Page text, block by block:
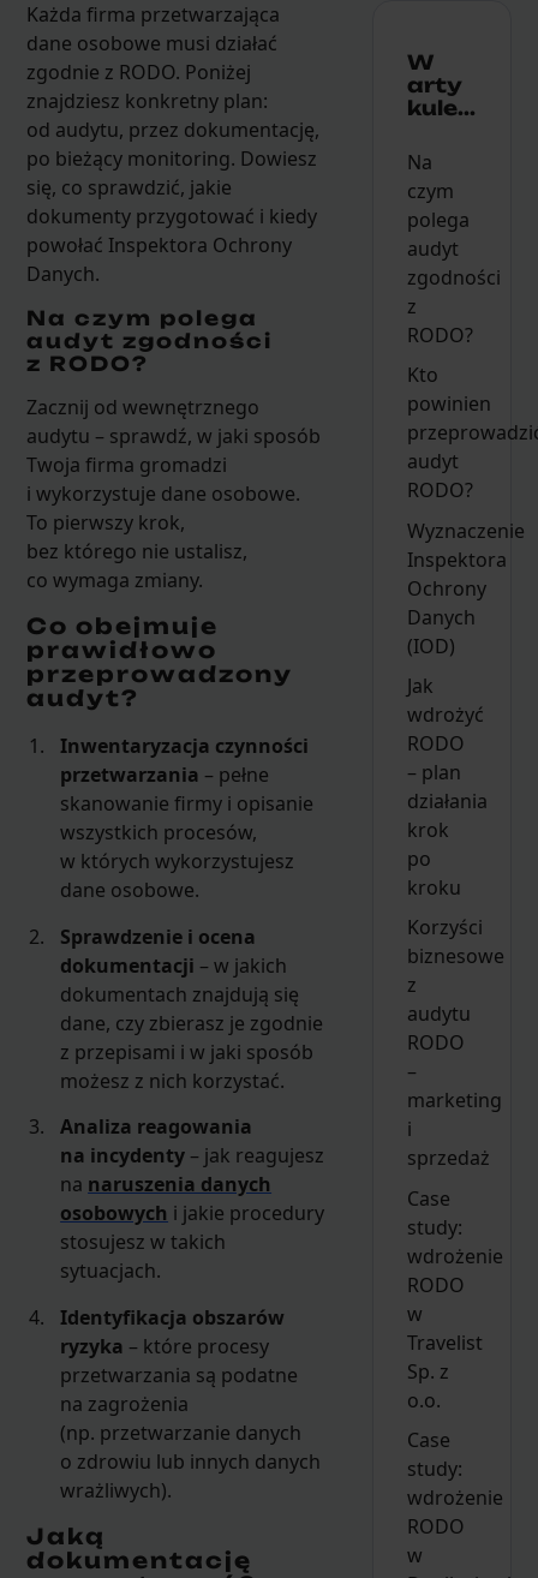
Każda firma przetwarzająca
dane osobowe musi działać
zgodnie z RODO. Poniżej
znajdziesz konkretny plan:
od audytu, przez dokumentację,
po bieżący monitoring. Dowiesz
się, co sprawdzić, jakie
dokumenty przygotować i kiedy
powołać Inspektora Ochrony
Danych.
Na czym polega
audyt zgodności
z RODO?
Zacznij od wewnętrznego
audytu – sprawdź, w jaki sposób
Twoja firma gromadzi
i wykorzystuje dane osobowe.
To pierwszy krok,
bez którego nie ustalisz,
co wymaga zmiany.
Co obejmuje
prawidłowo
przeprowadzony
audyt?
Inwentaryzacja czynności
przetwarzania – pełne
skanowanie firmy i opisanie
wszystkich procesów,
w których wykorzystujesz
dane osobowe.
Sprawdzenie i ocena
dokumentacji – w jakich
dokumentach znajdują się
dane, czy zbierasz je zgodnie
z przepisami i w jaki sposób
możesz z nich korzystać.
Analiza reagowania
na incydenty – jak reagujesz
na naruszenia danych
osobowych i jakie procedury
stosujesz w takich
sytuacjach.
Identyfikacja obszarów
ryzyka – które procesy
przetwarzania są podatne
na zagrożenia
(np. przetwarzanie danych
o zdrowiu lub innych danych
wrażliwych).
Jaką
dokumentację
W
arty
kule...
Na
czym
polega
audyt
zgodności
z
RODO?
Kto
powinien
audyt
RODO?
Wyznaczenie
Inspektora
Ochrony
Danych
(IOD)
Jak
wdrożyć
RODO
– plan
działania
krok
po
kroku
Korzyści
biznesowe
z
audytu
RODO
–
marketing
i
sprzedaż
Case
study:
wdrożenie
RODO
w
Travelist
Sp. z
o.o.
Case
study:
wdrożenie
RODO
w